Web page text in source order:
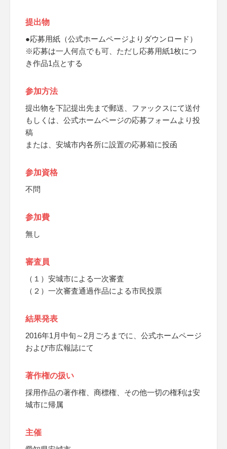
提出物
●応募用紙（公式ホームページよりダウンロード）
※応募は一人何点でも可、ただし応募用紙1枚につ
き作品1点とする
参加方法
提出物を下記提出先まで郵送、ファックスにて送付
もしくは、公式ホームページの応募フォームより投
稿
または、安城市内各所に設置の応募箱に投函
参加資格
不問
参加費
無し
審査員
（１）安城市による一次審査
（２）一次審査通過作品による市民投票
結果発表
2016年1月中旬～2月ごろまでに、公式ホームページ
および市広報誌にて
著作権の扱い
採用作品の著作権、商標権、その他一切の権利は安
城市に帰属
主催